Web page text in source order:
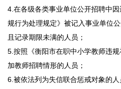
4.在各级各类事业单位公开招聘中
规行为处理规定》被记入事业单位
且记录期限未满的人员；
5.按照《衡阳市在职中小学教师违
加教师招聘情形的人员；
6.被依法列为失信联合惩戒对象的人